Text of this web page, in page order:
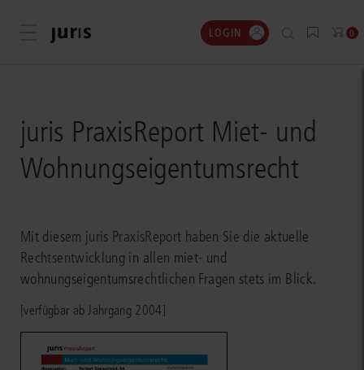
Menü öffnen LOGIN 0
juris PraxisReport Miet- und
Wohnungseigentumsrecht
Mit diesem juris PraxisReport haben Sie die aktuelle
Rechtsentwicklung in allen miet- und
wohnungseigentumsrechtlichen Fragen stets im Blick.
[verfügbar ab Jahrgang 2004]